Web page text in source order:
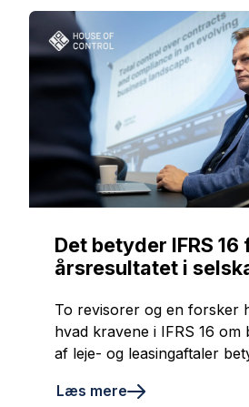
Det betyder IFRS 16
årsresultatet i
To revisorer og en forsker
hvad kravene i IFRS 16 om
af leje- og leasingaftaler
Læs mere